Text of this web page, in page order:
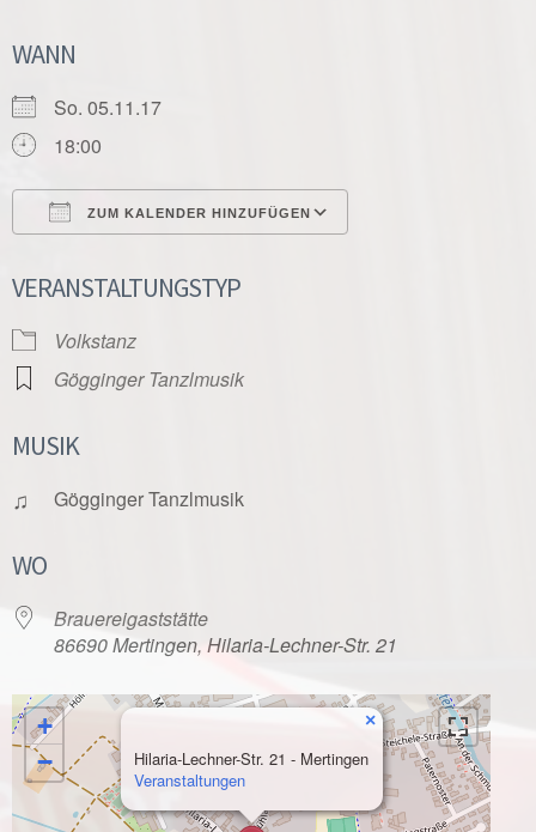
WANN
So. 05.11.17
18:00
ZUM KALENDER HINZUFÜGEN
VERANSTALTUNGSTYP
Volkstanz
Gögginger Tanzlmusik
MUSIK
♫ Gögginger Tanzlmusik
WO
Brauereigaststätte
86690 Mertingen, Hilaria-Lechner-Str. 21
Hilaria-Lechner-Str. 21 - Mertingen
Veranstaltungen
×
+
−